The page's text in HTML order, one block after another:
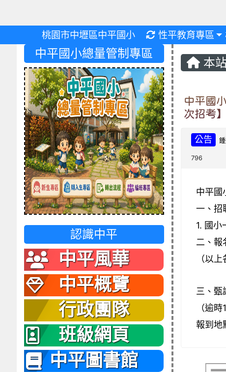
桃園市中壢區中平國小 重新取得佈景設
性平教育專區
本
中平國
次招考】
公告
796
中平國
一、招
1. 國小
二、報
（以
三、甄
（逾時
報到地
中平國小總量管制專區
認識中平
中平風華
中平概覽
行政團隊
班級網頁
中平圖書館